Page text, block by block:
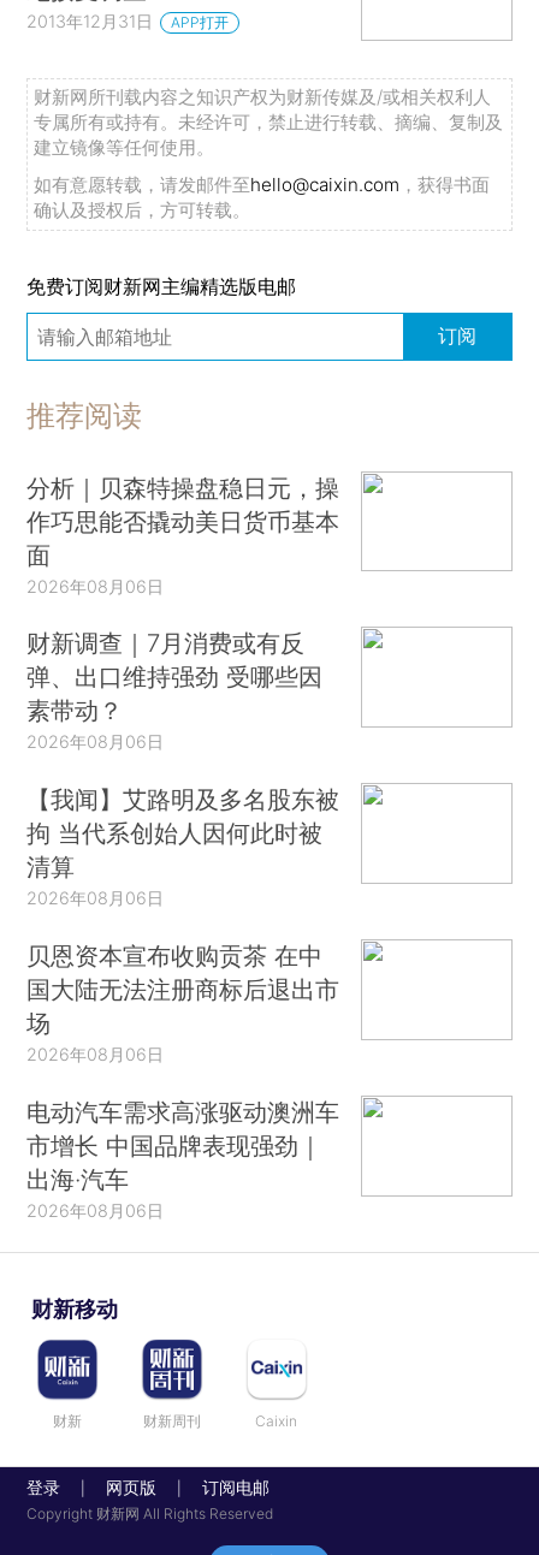
2013年12月31日 APP打开
财新网所刊载内容之知识产权为财新传媒及/或相关权利人
专属所有或持有。未经许可，禁止进行转载、摘编、复制及
建立镜像等任何使用。
如有意愿转载，请发邮件至hello@caixin.com ，获得书面
确认及授权后，方可转载。
免费订阅财新网主编精选版电邮
订阅
推荐阅读
分析｜贝森特操盘稳日元，操
作巧思能否撬动美日货币基本
面
2026年08月06日
财新调查｜7月消费或有反
弹、出口维持强劲 受哪些因
素带动？
2026年08月06日
【我闻】艾路明及多名股东被
拘 当代系创始人因何此时被
清算
2026年08月06日
贝恩资本宣布收购贡茶 在中
国大陆无法注册商标后退出市
场
2026年08月06日
电动汽车需求高涨驱动澳洲车
市增长 中国品牌表现强劲｜
出海·汽车
2026年08月06日
财新移动
财新 财新周刊 Caixin
登录 网页版 订阅电邮
Copyright 财新网 All Rights Reserved